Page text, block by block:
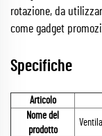
rotazione, da
come gadget
Specifiche
Articolo
Nome del
prodotto